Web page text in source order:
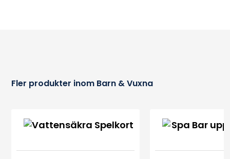
Fler produkter inom Barn & Vuxna